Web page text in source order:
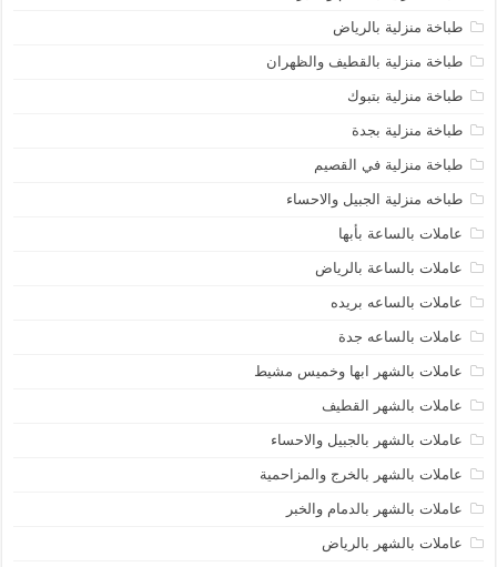
طباخة منزلية بالرياض
طباخة منزلية بالقطيف والظهران
طباخة منزلية بتبوك
طباخة منزلية بجدة
طباخة منزلية في القصيم
طباخه منزلية الجبيل والاحساء
عاملات بالساعة بأبها
عاملات بالساعة بالرياض
عاملات بالساعه بريده
عاملات بالساعه جدة
عاملات بالشهر ابها وخميس مشيط
عاملات بالشهر القطيف
عاملات بالشهر بالجبيل والاحساء
عاملات بالشهر بالخرج والمزاحمية
عاملات بالشهر بالدمام والخبر
عاملات بالشهر بالرياض